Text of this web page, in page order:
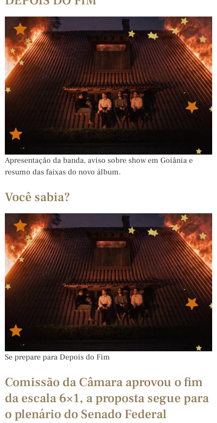
Apresentação da banda, aviso sobre show em Goiânia e
resumo das faixas do novo álbum.
Você sabia?
Se prepare para Depois do Fim
Comissão da Câmara aprovou o fim
da escala 6×1, a proposta segue para
o plenário do Senado Federal